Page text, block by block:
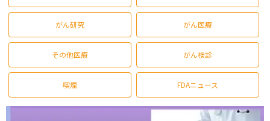
がん研究 がん医療
その他医療 がん検診
喫煙 FDAニュース